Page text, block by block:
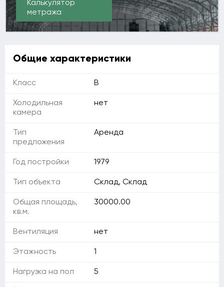
Калькулятор
метража
Общие характеристики
Класс B
Холодильная
камера
нет
Тип
предложения
Аренда
Год постройки 1979
Тип объекта Склад, Склад
Общая площадь,
кв.м.
30000.00
Вентиляция нет
Этажность 1
Нагрузка на пол 5